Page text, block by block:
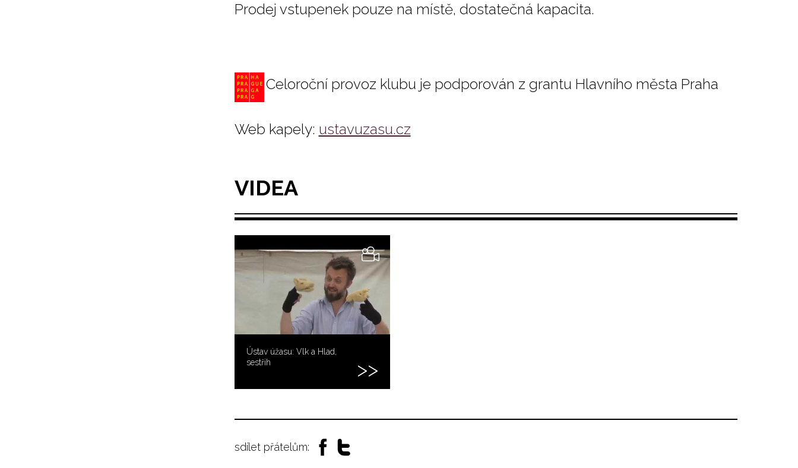
Prodej vstupenek pouze na místě, dostatečná kapacita.
Celoroční provoz klubu je podporován z grantu Hlavního města Praha
Web kapely: ustavuzasu.cz
VIDEA
Ústav úžasu: Vlk a Hlad,
sestřih
sdílet přátelům: